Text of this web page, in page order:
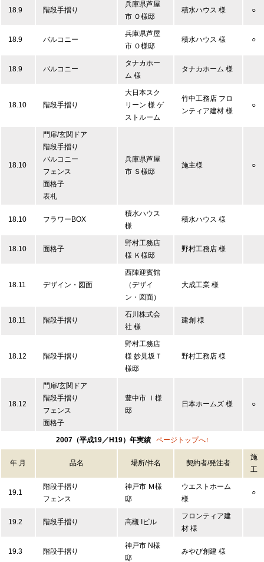
18.9 階段手摺り
兵庫県芦屋
市 Ｏ様邸
積水ハウス 様 ○
18.9 バルコニー
兵庫県芦屋
市 Ｏ様邸
積水ハウス 様 ○
18.9 バルコニー
タナカホー
ム 様
タナカホーム 様
18.10 階段手摺り
大日本スク
リーン 様 ゲ
ストルーム
竹中工務店 フロ
ンティア建材 様
○
18.10
門扉/玄関ドア
階段手摺り
バルコニー
フェンス
面格子
表札
兵庫県芦屋
市 Ｓ様邸
施主様 ○
18.10 フラワーBOX
積水ハウス
様
積水ハウス 様
18.10 面格子
野村工務店
様 Ｋ様邸
野村工務店 様
18.11 デザイン・図面
西陣迎賓館
（デザイ
ン・図面）
大成工業 様
18.11 階段手摺り
石川株式会
社 様
建創 様
18.12 階段手摺り
野村工務店
様 妙見坂Ｔ
様邸
野村工務店 様
18.12
門扉/玄関ドア
階段手摺り
フェンス
面格子
豊中市 Ｉ様
邸
日本ホームズ 様 ○
2007（平成19／H19）年実績 ページトップへ↑
年.月 品名 場所/件名 契約者/発注者
施
工
19.1
階段手摺り
フェンス
神戸市 Ｍ様
邸
ウエストホーム
様
○
19.2 階段手摺り 高槻 Iビル
フロンティア建
材 様
19.3 階段手摺り
神戸市 N様
邸
みやび創建 様